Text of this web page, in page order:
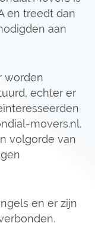
en treedt dan
aan
worden
echter er
movers.nl.
volgorde van
en er zijn